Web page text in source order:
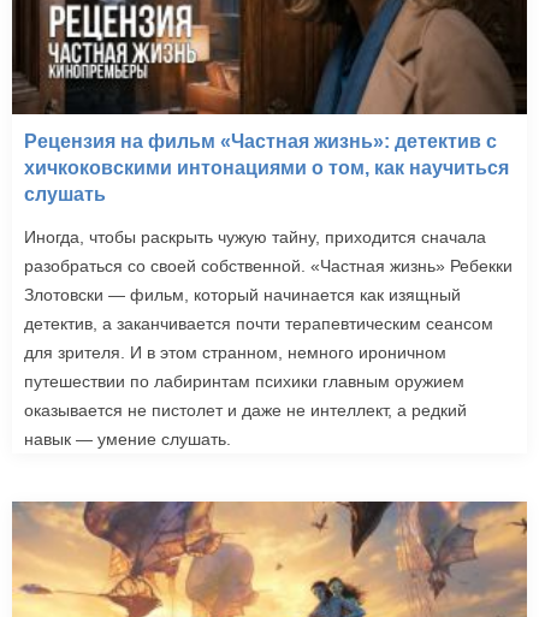
Рецензия на фильм «Частная жизнь»: детектив с
хичкоковскими интонациями о том, как научиться
слушать
Иногда, чтобы раскрыть чужую тайну, приходится сначала
разобраться со своей собственной. «Частная жизнь» Ребекки
Злотовски — фильм, который начинается как изящный
детектив, а заканчивается почти терапевтическим сеансом
для зрителя. И в этом странном, немного ироничном
путешествии по лабиринтам психики главным оружием
оказывается не пистолет и даже не интеллект, а редкий
навык — умение слушать.